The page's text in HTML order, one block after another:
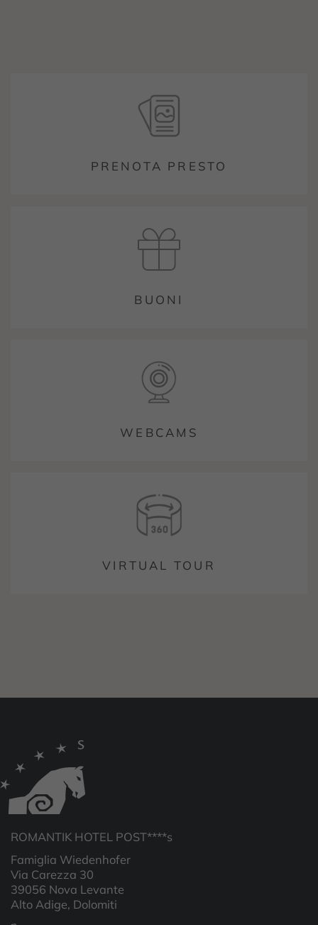
PRENOTA PRESTO
BUONI
WEBCAMS
VIRTUAL TOUR
ROMANTIK HOTEL POST****s
Famiglia Wiedenhofer
Via Carezza 30
39056 Nova Levante
Alto Adige, Dolomiti